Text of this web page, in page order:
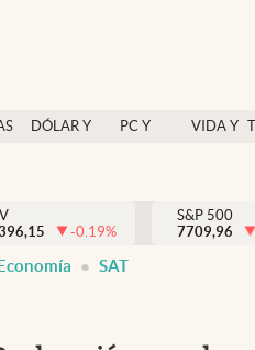
DÓLAR Y
PC Y
VIDA Y
México
-0.19%
S&P 500
7709,96
SAT